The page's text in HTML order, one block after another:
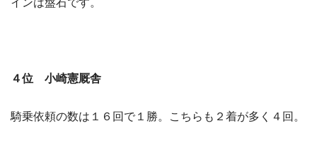
４位 小崎憲厩舎
騎乗依頼の数は１６回で１勝。こちらも２着が多く４回。